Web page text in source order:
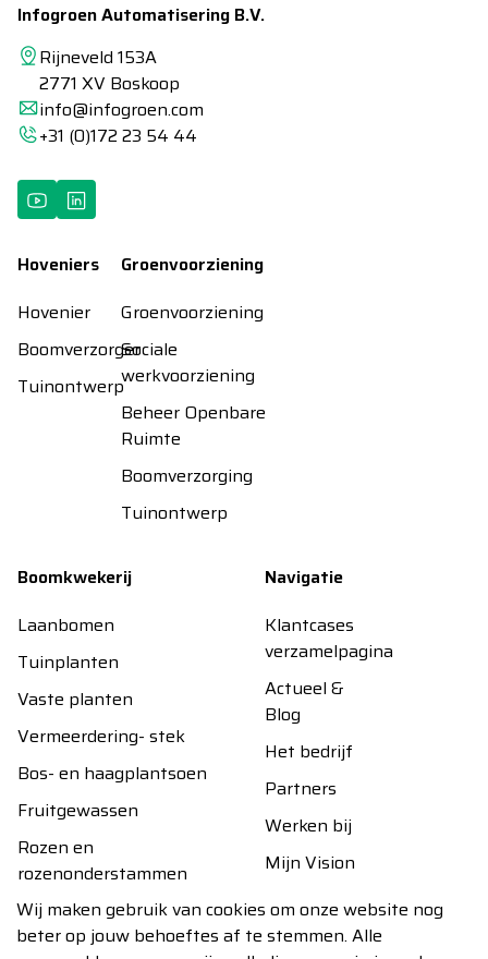
Infogroen Automatisering B.V.
Rijneveld 153A
2771 XV Boskoop
info@infogroen.com
+31 (0)172 23 54 44
Hoveniers
Hovenier
Boomverzorger
Tuinontwerp
Groenvoorziening
Groenvoorziening
Sociale
werkvoorziening
Beheer Openbare
Ruimte
Boomverzorging
Tuinontwerp
Boomkwekerij
Laanbomen
Tuinplanten
Vaste planten
Vermeerdering- stek
Bos- en haagplantsoen
Fruitgewassen
Rozen en
rozenonderstammen
Handel- overig
Navigatie
Klantcases
verzamelpagina
Actueel &
Blog
Het bedrijf
Partners
Werken bij
Mijn Vision
Contact
Wij maken gebruik van cookies om onze website nog
beter op jouw behoeftes af te stemmen. Alle